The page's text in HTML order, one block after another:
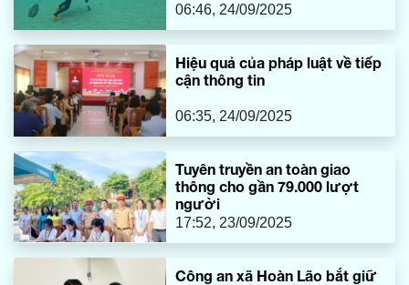
06:46, 24/09/2025
Hiệu quả của pháp luật về tiếp
cận thông tin
06:35, 24/09/2025
Tuyên truyền an toàn giao
thông cho gần 79.000 lượt
người
17:52, 23/09/2025
Công an xã Hoàn Lão bắt giữ